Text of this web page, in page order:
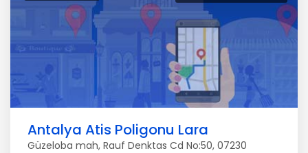
Antalya Atis Poligonu Lara
Güzeloba mah, Rauf Denktas Cd No:50, 07230